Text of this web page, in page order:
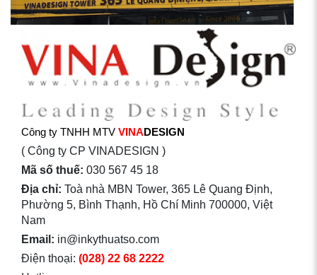
Công ty TNHH MTV VINADESIGN
( Công ty CP VINADESIGN )
Mã số thuế: 030 567 45 18
Địa chỉ: Toà nhà MBN Tower, 365 Lê Quang Định,
Phường 5, Bình Thạnh, Hồ Chí Minh 700000, Việt
Nam
Email: in@inkythuatso.com
Điện thoại: (028) 22 68 2222